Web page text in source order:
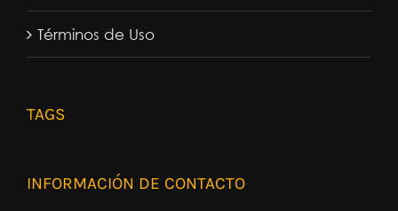
Términos de Uso
TAGS
INFORMACIÓN DE CONTACTO